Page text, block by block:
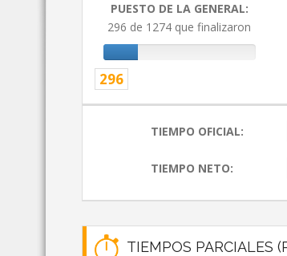
PUESTO DE LA GENERAL:
296 de 1274 que finalizaron
296
TIEMPO OFICIAL:
TIEMPO NETO:
TIEMPOS PARCIALES